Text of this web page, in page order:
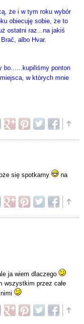
że i w tym roku wybór
obiecuję sobie, że to
ostatni raz...na jakiś
albo Hvar.
bo......kupiliśmy ponton
w których mnie
się spotkamy
na
ja wiem dlaczego
wszystkim przez całe